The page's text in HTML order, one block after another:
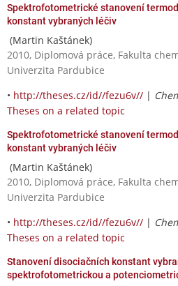
Spektrofotometrické stanovení
konstant vybraných léčiv
(Martin Kaštánek)
2010, Diplomová práce, Fakulta
Univerzita Pardubice
• http://theses.cz/id//fezu6v// |
Theses on a related topic
Spektrofotometrické stanovení
konstant vybraných léčiv
(Martin Kaštánek)
2010, Diplomová práce, Fakulta
Univerzita Pardubice
• http://theses.cz/id//fezu6v// |
Theses on a related topic
Stanovení disociačních konstant
spektrofotometrickou a